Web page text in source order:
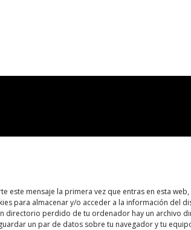
este mensaje la primera vez que entras en esta
para almacenar y/o acceder a la información del
directorio perdido de tu ordenador hay un archivo
un par de datos sobre tu navegador y tu